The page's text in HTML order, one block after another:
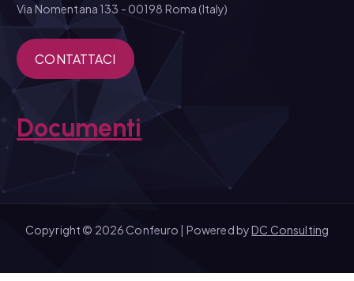
Via Nomentana 133 - 00198 Roma (Italy)
CONTATTACI
Documenti
Copyright © 2026 Confeuro | Powered byDC Consulting